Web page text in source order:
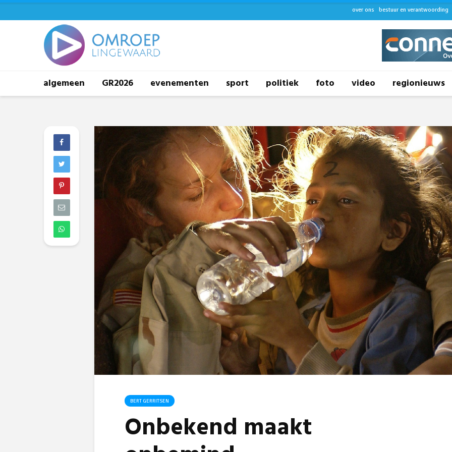
over ons bestuur en verantwoording
algemeen GR2026 evenementen sport politiek foto video regionieuws
BERT GERRITSEN
Onbekend maakt
Omgeving Deken
Doctor Mulderstraat
Bemmel wordt
éénrichtingsverkeer
30 juli 2026
Buurt klaar voor
noodsituaties:
gemeente deelt
subsidies uit
29 juli 2026
Stormbaan zorgt
voor zomerse pret.
Het
van
28 juli
28 juli
‘Raak